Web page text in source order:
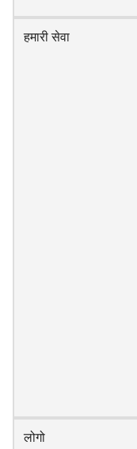
हमारी सेवा
लोगो